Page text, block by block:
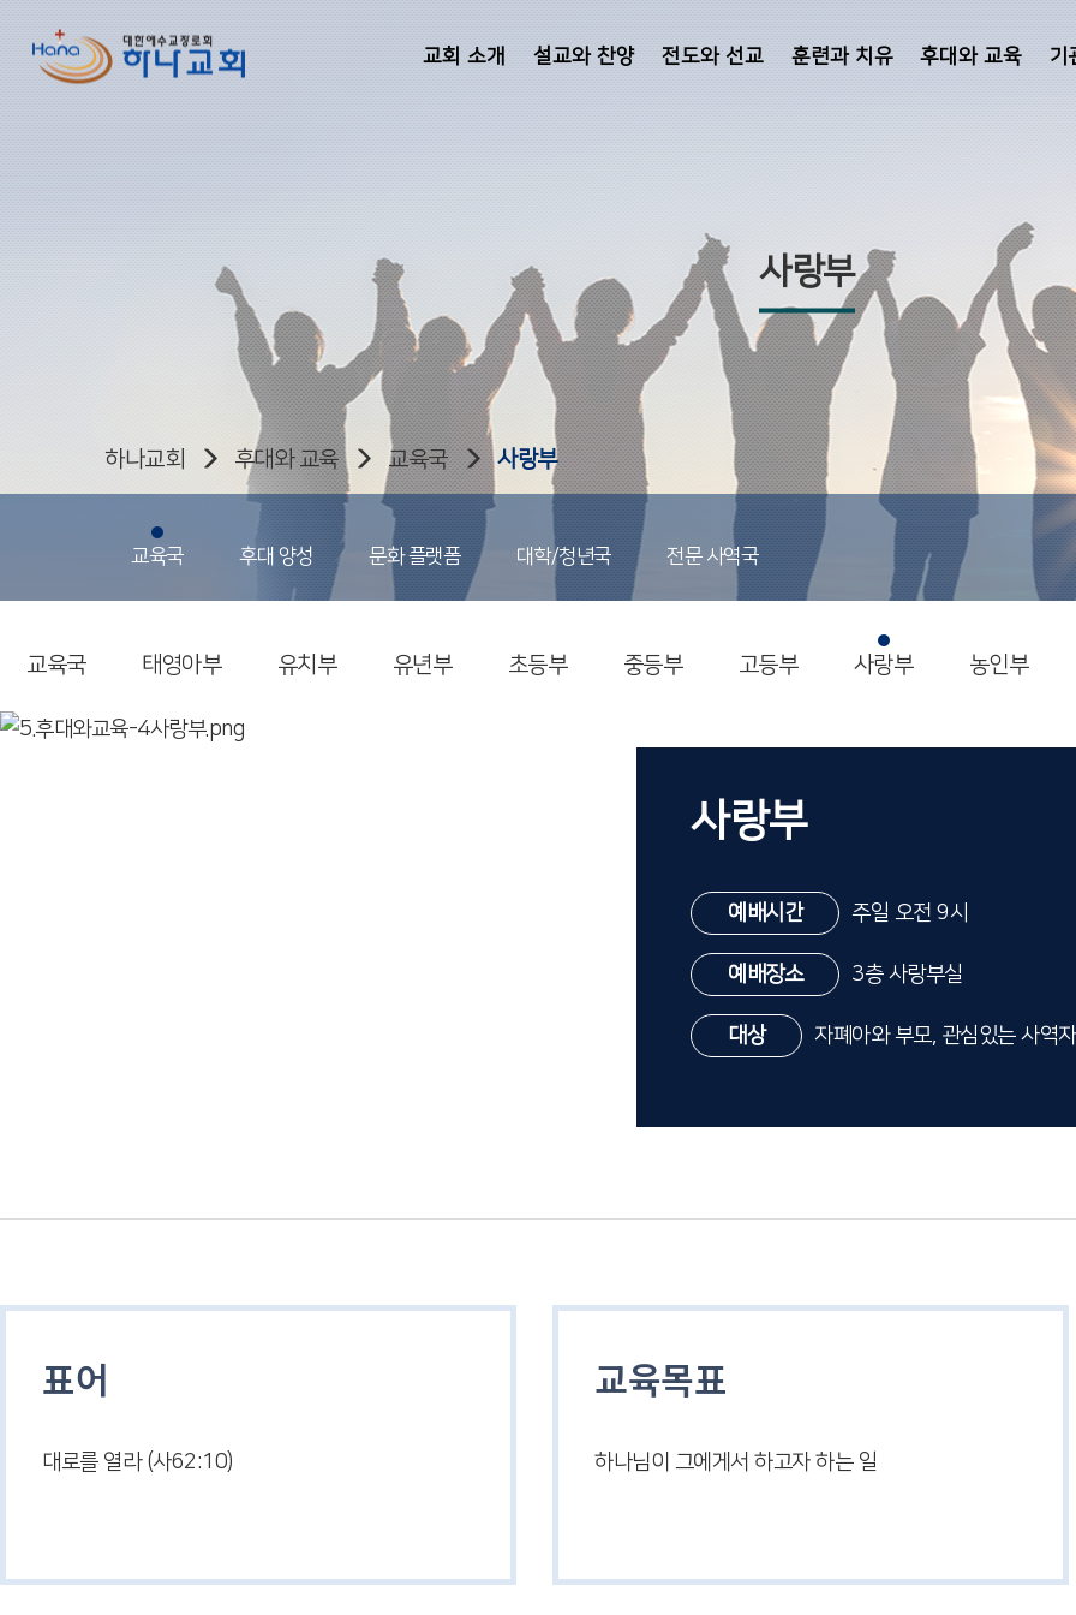
교회 소개 설교와 찬양 전도와 선교 훈련과 치유 후대와 교육 기
사랑부
하나교회 후대와 교육 교육국 사랑부
교육국 후대 양성 문화 플랫폼 대학/청년국 전문 사역국
교육국 태영아부 유치부 유년부 초등부 중등부 고등부 사랑부 농인부
사랑부
예배시간 주일 오전 9시
예배장소 3층 사랑부실
대상 자폐아와 부모, 관심있는 사역자
표어
대로를 열라 (사62:10)
교육목표
하나님이 그에게서 하고자 하는 일